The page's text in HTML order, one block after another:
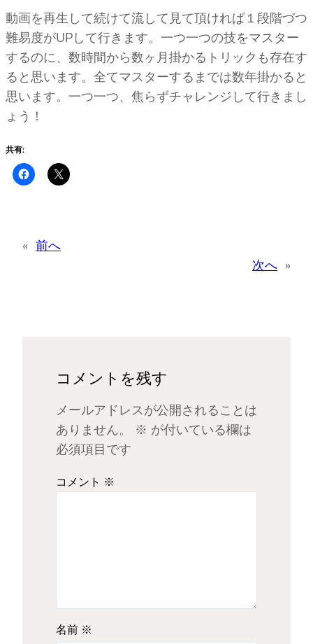
動画を再生して続けて流して見て頂ければ１段階づつ
難易度がUPして行きます。一つ一つの技をマスター
するのに、数時間から数ヶ月掛かるトリックも存在す
ると思います。全てマスターするまでは数年掛かると
思います。一つ一つ、焦らずチャレンジして行きまし
ょう！
共有:
« 前へ
次へ »
コメントを残す
メールアドレスが公開されることは
ありません。
※ が付いている欄は
必須項目です
コメント ※
名前 ※